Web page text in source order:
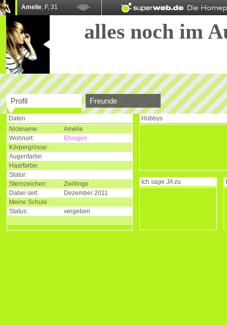
Amelie, F, 31
alles noch im
Profil Freunde
Daten
Nickname:
Amelie
Wohnort:
Ehingen
Körpergrösse:
Augenfarbe:
Haarfarbe:
Statur:
Sternzeichen:
Zwillinge
Dabei seit:
Dezember 2011
Meine Schule:
Status:
vergeben
Hobbys
Ich sage JAzu